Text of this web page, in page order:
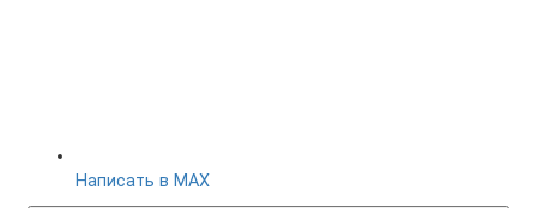
Написать в MAX